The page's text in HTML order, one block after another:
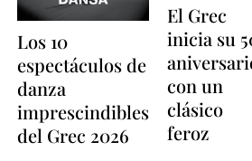
Los 10
espectáculos de
danza
imprescindibles
del Grec 2026
El Grec
inicia su
con un
clásico
feroz